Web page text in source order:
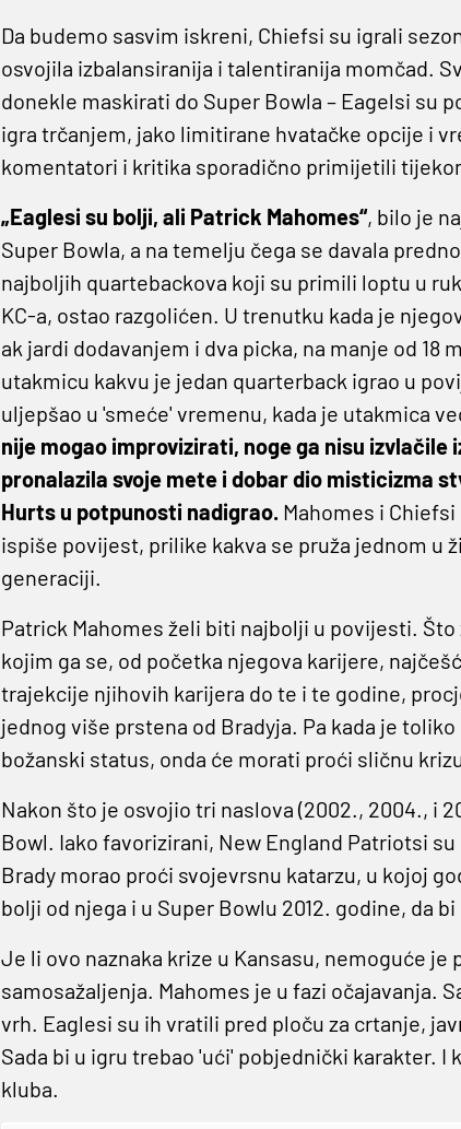
Da budemo sasvim iskreni, Chiefsi su igrali
osvojila izbalansiranija i talentiranija momčad.
donekle maskirati do Super Bowla – Eagelsi su
igra trčanjem, jako limitirane hvatačke opcije i
komentatori i kritika sporadično primijetili
„Eaglesi su bolji, ali Patrick Mahomes“, bilo je
Super Bowla, a na temelju čega se davala
najboljih quartebackova koji su primili loptu u
KC-a, ostao razgolićen. U trenutku kada je
ak jardi dodavanjem i dva picka, na manje od 18
utakmicu kakvu je jedan quarterback igrao u
uljepšao u 'smeće' vremenu, kada je utakmica
nije mogao improvizirati, noge ga nisu
pronalazila svoje mete i dobar dio misticizma
Hurts u potpunosti nadigrao.Mahomes i
ispiše povijest, prilike kakva se pruža jednom u
generaciji.
Patrick Mahomes želi biti najbolji u povijesti.
kojim ga se, od početka njegova karijere,
trajekcije njihovih karijera do te i te godine,
jednog više prstena od Bradyja. Pa kada je
božanski status, onda će morati proći sličnu
Nakon što je osvojio tri naslova (2002., 2004., i
Bowl. Iako favorizirani, New England Patriotsi
Brady morao proći svojevrsnu katarzu, u kojoj
bolji od njega i u Super Bowlu 2012. godine, da
Je li ovo naznaka krize u Kansasu, nemoguće je
samosažaljenja. Mahomes je u fazi očajavanja.
vrh. Eaglesi su ih vratili pred ploču za crtanje,
Sada bi u igru trebao 'ući' pobjednički karakter. I
kluba.